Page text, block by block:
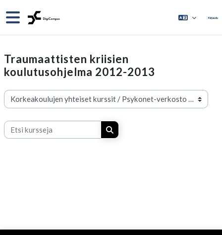
Sivupaneeli Kirjaudu
Traumaattisten kriisien
koulutusohjelma 2012-2013
Kurssikategoriat
Etsi kursseja
Etsi kursseja